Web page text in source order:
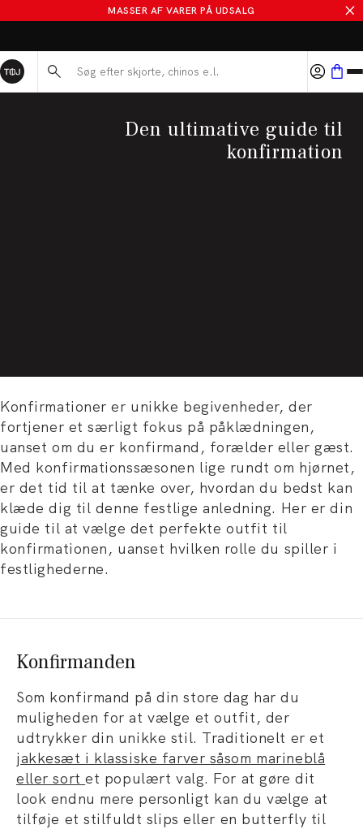
MASSER AF VARER PÅ UDSALG
Søg her...
Den ultimative guide til
konfirmation
Konfirmationer er unikke begivenheder, der
fortjener et særligt fokus på påklædningen,
uanset om du er konfirmand, forælder eller gæst.
Med konfirmationssæsonen lige rundt om hjørnet,
er det tid til at tænke over, hvordan du bedst kan
klæde dig til denne festlige anledning. Her er din
guide til at vælge det perfekte outfit til
konfirmationen, uanset hvilken rolle du spiller i
festlighederne.
Konfirmanden
Som konfirmand på din store dag har du
muligheden for at vælge et outfit, der
udtrykker din unikke stil. Traditionelt er et
jakkesæt i klassiske farver såsom marineblå
eller sortet populært valg. For at gøre dit
look endnu mere personligt kan du vælge at
tilføje et stilfuldt slips eller en butterfly til